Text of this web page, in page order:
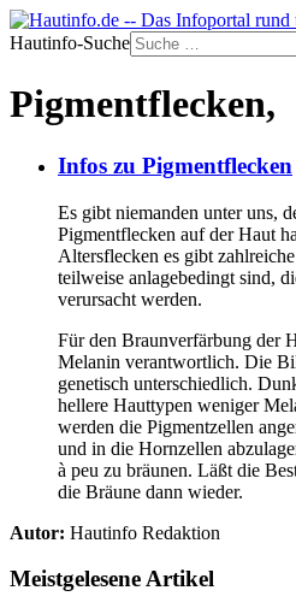
Hautinfo-Suche
Pigmentflecken,
Infos zu Pigmentflecken
Es gibt niemanden unter uns,
Pigmentflecken auf der Haut
Altersflecken es gibt
teilweise anlagebedingt sind,
verursacht werden.
Für den Braunverfärbung der
Melanin verantwortlich. Die
genetisch unterschiedlich.
hellere Hauttypen weniger
werden die Pigmentzellen
und in die Hornzellen
à peu zu bräunen. Läßt die
die Bräune dann wieder.
Autor: Hautinfo Redaktion
Meistgelesene Artikel